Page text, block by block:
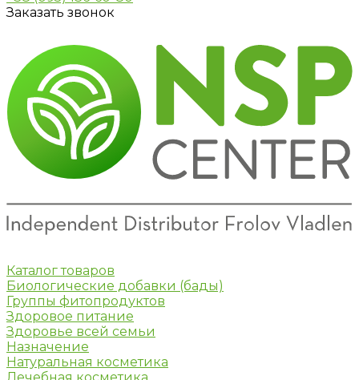
Заказать звонок
Каталог товаров
Биологические добавки (бады)
Группы фитопродуктов
Здоровое питание
Здоровье всей семьи
Назначение
Натуральная косметика